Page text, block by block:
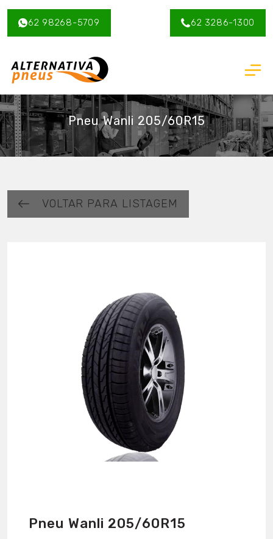
62 98268-5709 62 3286-1300
Pneu Wanli 205/60R15
VOLTAR PARA LISTAGEM
Pneu Wanli 205/60R15